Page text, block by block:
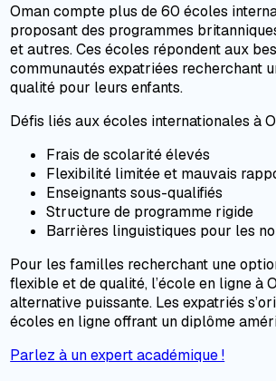
Oman compte plus de 60 écoles
proposant des programmes
et autres. Ces écoles répondent aux
communautés expatriées recherchant
qualité pour leurs enfants.
Défis liés aux écoles internationales à
Frais de scolarité élevés
Flexibilité limitée et mauvais
Enseignants sous-qualifiés
Structure de programme rigide
Barrières linguistiques pour les
Pour les familles recherchant une
flexible et de qualité, l’école en ligne à
alternative puissante. Les expatriés
écoles en ligne offrant un diplôme
Parlez à un expert académique !